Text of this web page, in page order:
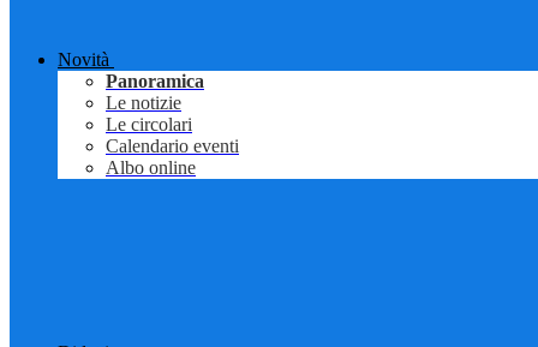
Novità
Panoramica
Le notizie
Le circolari
Calendario eventi
Albo online